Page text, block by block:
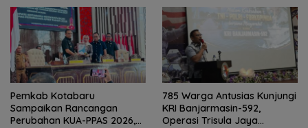
Pemkab Kotabaru
Sampaikan Rancangan
Perubahan KUA-PPAS 2026,
785 Warga Antusias Kunjungi
KRI Banjarmasin-592,
Operasi Trisula Jaya